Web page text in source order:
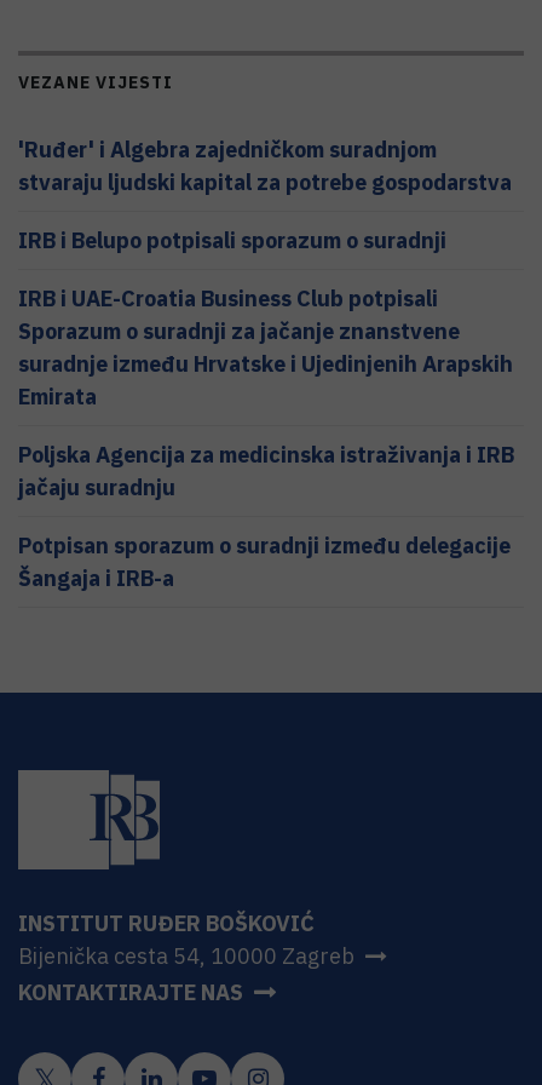
VEZANE VIJESTI
'Ruđer' i Algebra zajedničkom suradnjom
stvaraju ljudski kapital za potrebe gospodarstva
IRB i Belupo potpisali sporazum o suradnji
IRB i UAE-Croatia Business Club potpisali
Sporazum o suradnji za jačanje znanstvene
suradnje između Hrvatske i Ujedinjenih Arapskih
Emirata
Poljska Agencija za medicinska istraživanja i IRB
jačaju suradnju
Potpisan sporazum o suradnji između delegacije
Šangaja i IRB-a
INSTITUT RUĐER BOŠKOVIĆ
Bijenička cesta 54, 10000 Zagreb
KONTAKTIRAJTE NAS